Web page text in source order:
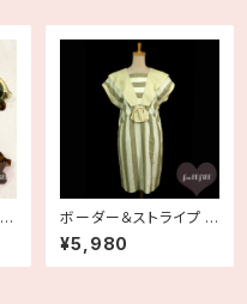
ボーダー＆ストライプ コ
ットンリネン フレンチス
リーブワンピース 古着
¥5,980